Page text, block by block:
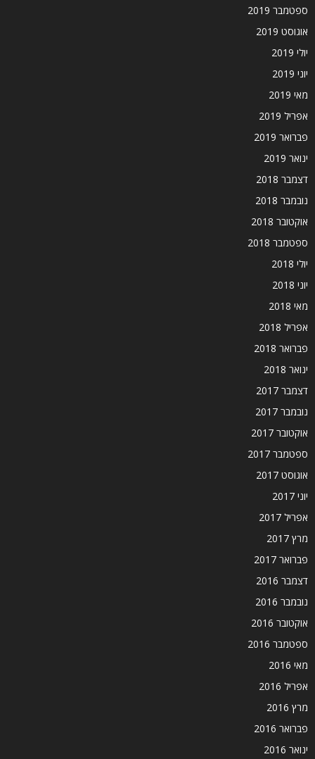
ספטמבר 2019
אוגוסט 2019
יולי 2019
יוני 2019
מאי 2019
אפריל 2019
פברואר 2019
ינואר 2019
דצמבר 2018
נובמבר 2018
אוקטובר 2018
ספטמבר 2018
יולי 2018
יוני 2018
מאי 2018
אפריל 2018
פברואר 2018
ינואר 2018
דצמבר 2017
נובמבר 2017
אוקטובר 2017
ספטמבר 2017
אוגוסט 2017
יוני 2017
אפריל 2017
מרץ 2017
פברואר 2017
דצמבר 2016
נובמבר 2016
אוקטובר 2016
ספטמבר 2016
מאי 2016
אפריל 2016
מרץ 2016
פברואר 2016
ינואר 2016